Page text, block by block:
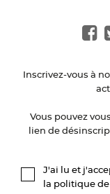
Inscrivez-vous à
Vous pouvez
lien de
J'ai lu et
la politique